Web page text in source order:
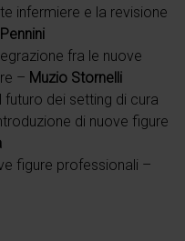
infermiere e la revisione
fra le nuove
– Muzio Stornelli
futuro dei setting di cura
di nuove figure
figure professionali –